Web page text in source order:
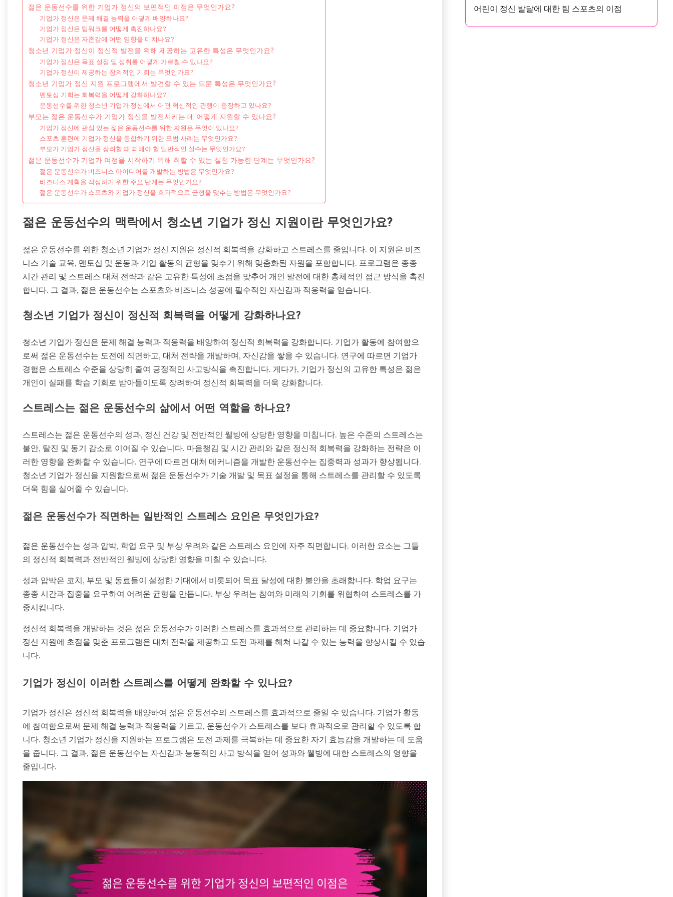
젊은 운동선수를 위한 기업가 정신의 보편적인 이점은 무엇인가요?
기업가 정신은 문제 해결 능력을 어떻게 배양하나요?
기업가 정신은 팀워크를 어떻게 촉진하나요?
기업가 정신은 자존감에 어떤 영향을 미치나요?
청소년 기업가 정신이 정신적 발전을 위해 제공하는 고유한 특성은 무엇인가요?
기업가 정신은 목표 설정 및 성취를 어떻게 가르칠 수 있나요?
기업가 정신이 제공하는 창의적인 기회는 무엇인가요?
청소년 기업가 정신 지원 프로그램에서 발견할 수 있는 드문 특성은 무엇인가요?
멘토십 기회는 회복력을 어떻게 강화하나요?
운동선수를 위한 청소년 기업가 정신에서 어떤 혁신적인 관행이 등장하고 있나요?
부모는 젊은 운동선수가 기업가 정신을 발전시키는 데 어떻게 지원할 수 있나요?
기업가 정신에 관심 있는 젊은 운동선수를 위한 자원은 무엇이 있나요?
스포츠 훈련에 기업가 정신을 통합하기 위한 모범 사례는 무엇인가요?
부모가 기업가 정신을 장려할 때 피해야 할 일반적인 실수는 무엇인가요?
젊은 운동선수가 기업가 여정을 시작하기 위해 취할 수 있는 실천 가능한 단계는 무엇인가요?
젊은 운동선수가 비즈니스 아이디어를 개발하는 방법은 무엇인가요?
비즈니스 계획을 작성하기 위한 주요 단계는 무엇인가요?
젊은 운동선수가 스포츠와 기업가 정신을 효과적으로 균형을 맞추는 방법은 무엇인가요?
젊은 운동선수의 맥락에서 청소년 기업가 정신 지원이란 무엇인가요?
젊은 운동선수를 위한 청소년 기업가 정신 지원은 정신적 회복력을 강화하고 스트레스를 줄입니다. 이 지원은 비즈
니스 기술 교육, 멘토십 및 운동과 기업 활동의 균형을 맞추기 위해 맞춤화된 자원을 포함합니다. 프로그램은 종종
시간 관리 및 스트레스 대처 전략과 같은 고유한 특성에 초점을 맞추어 개인 발전에 대한 총체적인 접근 방식을 촉진
합니다. 그 결과, 젊은 운동선수는 스포츠와 비즈니스 성공에 필수적인 자신감과 적응력을 얻습니다.
청소년 기업가 정신이 정신적 회복력을 어떻게 강화하나요?
청소년 기업가 정신은 문제 해결 능력과 적응력을 배양하여 정신적 회복력을 강화합니다. 기업가 활동에 참여함으
로써 젊은 운동선수는 도전에 직면하고, 대처 전략을 개발하며, 자신감을 쌓을 수 있습니다. 연구에 따르면 기업가
경험은 스트레스 수준을 상당히 줄여 긍정적인 사고방식을 촉진합니다. 게다가, 기업가 정신의 고유한 특성은 젊은
개인이 실패를 학습 기회로 받아들이도록 장려하여 정신적 회복력을 더욱 강화합니다.
스트레스는 젊은 운동선수의 삶에서 어떤 역할을 하나요?
스트레스는 젊은 운동선수의 성과, 정신 건강 및 전반적인 웰빙에 상당한 영향을 미칩니다. 높은 수준의 스트레스는
불안, 탈진 및 동기 감소로 이어질 수 있습니다. 마음챙김 및 시간 관리와 같은 정신적 회복력을 강화하는 전략은 이
러한 영향을 완화할 수 있습니다. 연구에 따르면 대처 메커니즘을 개발한 운동선수는 집중력과 성과가 향상됩니다.
청소년 기업가 정신을 지원함으로써 젊은 운동선수가 기술 개발 및 목표 설정을 통해 스트레스를 관리할 수 있도록
더욱 힘을 실어줄 수 있습니다.
젊은 운동선수가 직면하는 일반적인 스트레스 요인은 무엇인가요?
젊은 운동선수는 성과 압박, 학업 요구 및 부상 우려와 같은 스트레스 요인에 자주 직면합니다. 이러한 요소는 그들
의 정신적 회복력과 전반적인 웰빙에 상당한 영향을 미칠 수 있습니다.
성과 압박은 코치, 부모 및 동료들이 설정한 기대에서 비롯되어 목표 달성에 대한 불안을 초래합니다. 학업 요구는
종종 시간과 집중을 요구하여 어려운 균형을 만듭니다. 부상 우려는 참여와 미래의 기회를 위협하여 스트레스를 가
중시킵니다.
정신적 회복력을 개발하는 것은 젊은 운동선수가 이러한 스트레스를 효과적으로 관리하는 데 중요합니다. 기업가
정신 지원에 초점을 맞춘 프로그램은 대처 전략을 제공하고 도전 과제를 헤쳐 나갈 수 있는 능력을 향상시킬 수 있습
니다.
기업가 정신이 이러한 스트레스를 어떻게 완화할 수 있나요?
기업가 정신은 정신적 회복력을 배양하여 젊은 운동선수의 스트레스를 효과적으로 줄일 수 있습니다. 기업가 활동
에 참여함으로써 문제 해결 능력과 적응력을 기르고, 운동선수가 스트레스를 보다 효과적으로 관리할 수 있도록 합
니다. 청소년 기업가 정신을 지원하는 프로그램은 도전 과제를 극복하는 데 중요한 자기 효능감을 개발하는 데 도움
을 줍니다. 그 결과, 젊은 운동선수는 자신감과 능동적인 사고 방식을 얻어 성과와 웰빙에 대한 스트레스의 영향을
줄입니다.
어린이 정신 발달에 대한 팀 스포츠의 이점